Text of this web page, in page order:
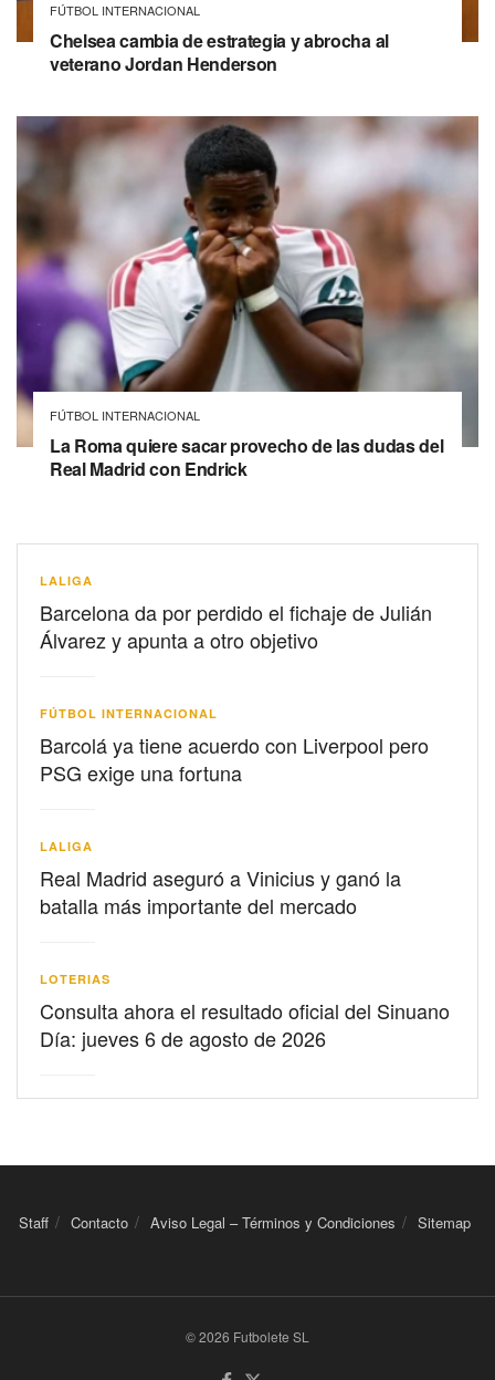
FÚTBOL INTERNACIONAL
Chelsea cambia de estrategia y abrocha al
veterano Jordan Henderson
FÚTBOL INTERNACIONAL
La Roma quiere sacar provecho de las dudas del
Real Madrid con Endrick
LALIGA
Barcelona da por perdido el fichaje de Julián
Álvarez y apunta a otro objetivo
FÚTBOL INTERNACIONAL
Barcolá ya tiene acuerdo con Liverpool pero
PSG exige una fortuna
LALIGA
Real Madrid aseguró a Vinicius y ganó la
batalla más importante del mercado
LOTERIAS
Consulta ahora el resultado oficial del Sinuano
Día: jueves 6 de agosto de 2026
Staff Contacto Aviso Legal – Términos y Condiciones Sitemap
© 2026 Futbolete SL